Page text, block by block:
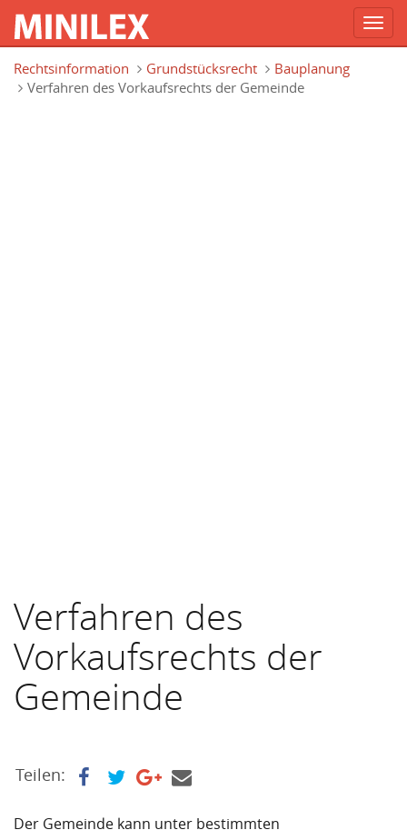
Rechtsinformation
Grundstücksrecht
Bauplanung
Verfahren des Vorkaufsrechts der Gemeinde
Verfahren des
Vorkaufsrechts der
Gemeinde
Teilen:
Der Gemeinde kann unter bestimmten